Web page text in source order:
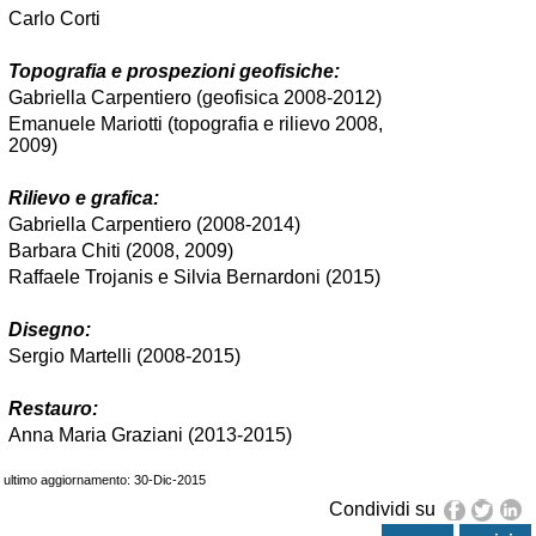
Carlo Corti
Topografia e prospezioni geofisiche:
Gabriella Carpentiero (geofisica 2008-2012)
Emanuele Mariotti (topografia e rilievo 2008,
2009)
Rilievo e grafica:
Gabriella Carpentiero (2008-2014)
Barbara Chiti (2008, 2009)
Raffaele Trojanis e Silvia Bernardoni (2015)
Disegno:
Sergio Martelli (2008-2015)
Restauro:
Anna Maria Graziani (2013-2015)
ultimo aggiornamento: 30-Dic-2015
Condividi su